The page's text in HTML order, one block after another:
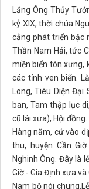
Lăng Ông Thủy
kỷ XIX, thời chúa
cảng phát triển bậc
Thần Nam Hải, tức
miền biển tôn xưng,
các tỉnh ven biển.
Long, Tiêu Diện
ban, Tam thập lục
cũ lái xưa), Hội đồng…
Hàng năm, cứ vào
thu, huyện Cần
Nghinh Ông. Đây là
Giờ - Gia Định xưa và
Nam bộ nói